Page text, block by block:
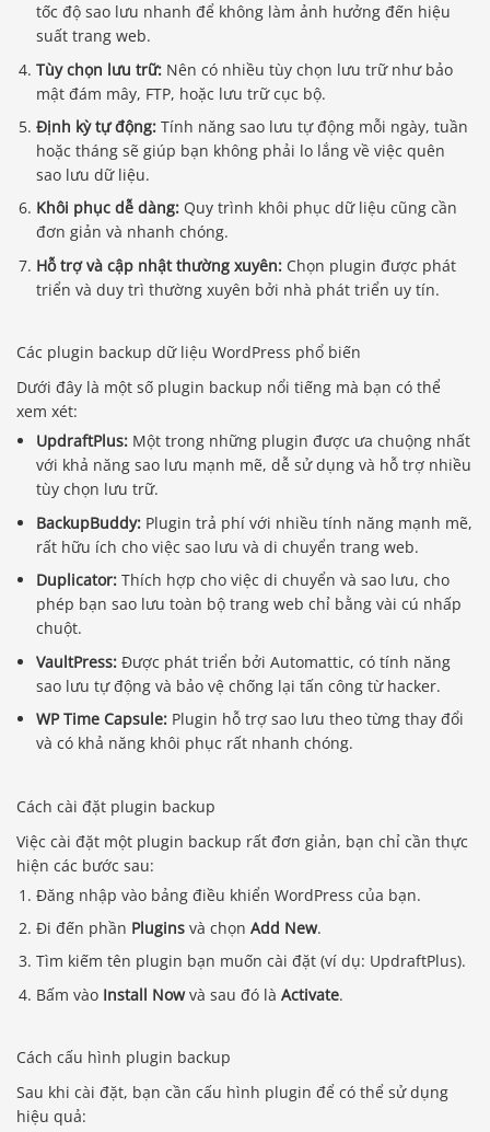
tốc độ sao lưu nhanh để không làm ảnh hưởng đến hiệu
suất trang web.
Tùy chọn lưu trữ: Nên có nhiều tùy chọn lưu trữ như bảo
mật đám mây, FTP, hoặc lưu trữ cục bộ.
Định kỳ tự động: Tính năng sao lưu tự động mỗi ngày, tuần
hoặc tháng sẽ giúp bạn không phải lo lắng về việc quên
sao lưu dữ liệu.
Khôi phục dễ dàng: Quy trình khôi phục dữ liệu cũng cần
đơn giản và nhanh chóng.
Hỗ trợ và cập nhật thường xuyên: Chọn plugin được phát
triển và duy trì thường xuyên bởi nhà phát triển uy tín.
Các plugin backup dữ liệu WordPress phổ biến
Dưới đây là một số plugin backup nổi tiếng mà bạn có thể
xem xét:
UpdraftPlus: Một trong những plugin được ưa chuộng nhất
với khả năng sao lưu mạnh mẽ, dễ sử dụng và hỗ trợ nhiều
tùy chọn lưu trữ.
BackupBuddy: Plugin trả phí với nhiều tính năng mạnh mẽ,
rất hữu ích cho việc sao lưu và di chuyển trang web.
Duplicator: Thích hợp cho việc di chuyển và sao lưu, cho
phép bạn sao lưu toàn bộ trang web chỉ bằng vài cú nhấp
chuột.
VaultPress: Được phát triển bởi Automattic, có tính năng
sao lưu tự động và bảo vệ chống lại tấn công từ hacker.
WP Time Capsule: Plugin hỗ trợ sao lưu theo từng thay đổi
và có khả năng khôi phục rất nhanh chóng.
Cách cài đặt plugin backup
Việc cài đặt một plugin backup rất đơn giản, bạn chỉ cần thực
hiện các bước sau:
Đăng nhập vào bảng điều khiển WordPress của bạn.
Đi đến phần Plugins và chọnAdd New.
Tìm kiếm tên plugin bạn muốn cài đặt (ví dụ: UpdraftPlus).
Bấm vào Install Nowvà sau đó làActivate.
Cách cấu hình plugin backup
Sau khi cài đặt, bạn cần cấu hình plugin để có thể sử dụng
hiệu quả: